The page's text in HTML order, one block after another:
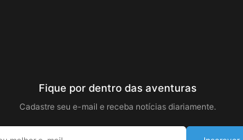
Fique por dentro das aventuras
Cadastre seu e-mail e receba notícias diariamente.